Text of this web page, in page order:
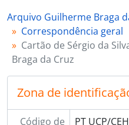
Arquivo Guilherme Braga
Correspondência geral
Cartão de Sérgio da
Braga da Cruz
Zona de
Código de
PT UCP/